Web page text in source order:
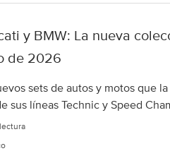
y BMW: La nueva
de 2026
sets de autos y motos que
sus líneas Technic y Speed